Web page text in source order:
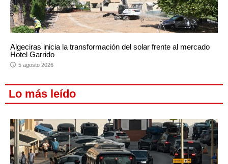
Algeciras inicia la transformación del solar frente al mercado
Hotel Garrido
5 agosto 2026
Lo más leído